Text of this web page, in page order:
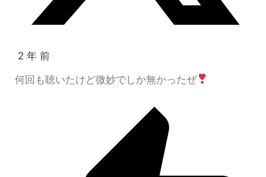
2 年 前
何回も聴いたけど微妙でしか無かったぜ